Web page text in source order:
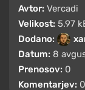
Avtor: Vercadi
Velikost: 5.97
Dodano:
Datum: 8
Prenosov: 0
Komentarjev: 0